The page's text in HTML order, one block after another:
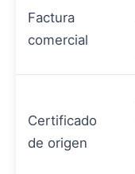
Factura
comercial
Certificado
de origen